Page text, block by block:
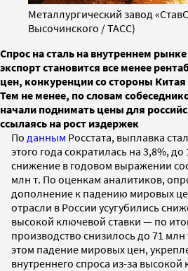
Металлургический завод
Высочинского / ТАСС)
Спрос на сталь на внутреннем
экспорт становится все менее
цен, конкуренции со стороны
Тем не менее, по словам
начали поднимать цены для
ссылаясь на рост издержек
По данным Росстата, выплавка
этого года сократилась на 3,8%,
снижение в годовом выражении
млн т. По оценкам аналитиков,
дополнение к падению мировых
отрасли в России усугубились
высокой ключевой ставки — по
производство снизилось до 71
этом падение мировых цен,
внутреннего спроса из-за высокой